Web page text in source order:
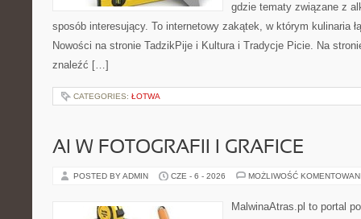
gdzie tematy związane z
sposób interesujący. To internetowy zakątek, w którym kulinaria
Nowości na stronie TadzikPije i Kultura i Tradycje Picie. Na
znaleźć […]
CATEGORIES: ŁOTWA
AI W FOTOGRAFII I GRAFICE
POSTED BY ADMIN CZE - 6 - 2026 MOŻLIWOŚĆ
MalwinaAtras.pl to portal